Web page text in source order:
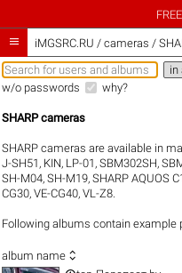
 iMGSRC.RU / cameras /
w/o passwords why?
SHARP cameras
SHARP cameras are available in
J-SH51 , KIN, LP-01 ,SBM302SH,
SH-M04,SH-M19,SHARP AQUOS
CG30,VE-CG40,VL-Z8
Following albums contain example
album name 